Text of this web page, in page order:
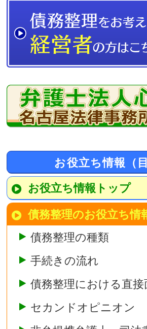
お役立ち情報（目
お役立ち情報トップ
債務整理のお役立ち情
債務整理の種類
手続きの流れ
債務整理における直接
セカンドオピニオン